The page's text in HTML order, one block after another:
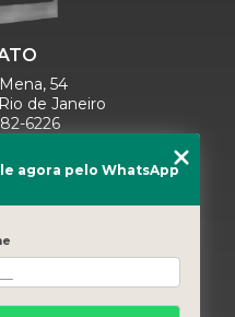
54
de Janeiro
6226
9600
5918
agora pelo WhatsApp